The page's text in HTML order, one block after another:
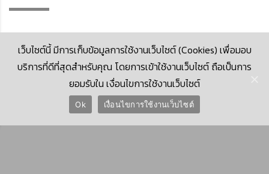
© 2026 Krungthai Computer Services Co., Ltd. (KTCS)
เว็บไซต์นี้ มีการเก็บข้อมูลการใช้งานเว็บไซต์ (Cookies) เพื่อมอบ
บริการที่ดีที่สุดสำหรับคุณ โดยการเข้าใช้งานเว็บไซต์ ถือเป็นการ
ยอมรับใน เงื่อนไขการใช้งานเว็บไซต์
Ok เงื่อนไขการใช้งานเว็บไซต์